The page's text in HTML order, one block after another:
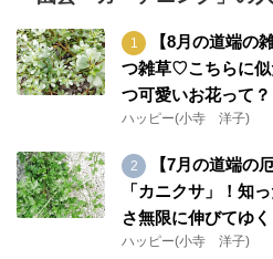
【8月の道端の
つ雑草♡こちらに似
つ可愛いお花って？
ハッピー(小寺 洋子)
【7月の道端の
「カニクサ」！知
さ無限に伸びてゆく
ハッピー(小寺 洋子)